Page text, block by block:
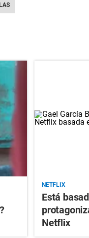
NETFLIX
Está
Netflix